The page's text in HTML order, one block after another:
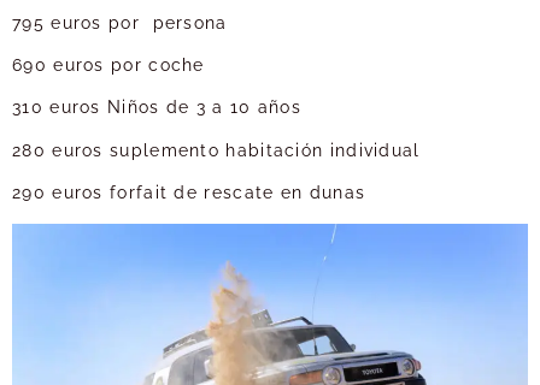
795 euros por persona
690 euros por coche
310 euros Niños de 3 a 10 años
280 euros suplemento habitación individual
290 euros forfait de rescate en dunas